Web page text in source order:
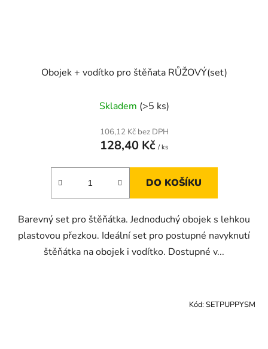
Obojek + vodítko pro štěňata RŮŽOVÝ(set)
Skladem (>5 ks)
106,12 Kč bez DPH
128,40 Kč / ks
DO KOŠÍKU
Barevný set pro štěňátka. Jednoduchý obojek s lehkou
plastovou přezkou. Ideální set pro postupné navyknutí
štěňátka na obojek i vodítko. Dostupné v...
Kód: SETPUPPYSM